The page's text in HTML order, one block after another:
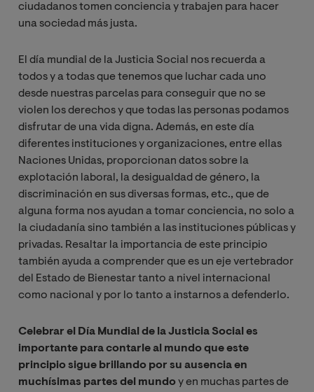
ciudadanos tomen conciencia y trabajen para hacer
una sociedad más justa.
El día mundial de la Justicia Social nos recuerda a
todos y a todas que tenemos que luchar cada uno
desde nuestras parcelas para conseguir que no se
violen los derechos y que todas las personas podamos
disfrutar de una vida digna. Además, en este día
diferentes instituciones y organizaciones, entre ellas
Naciones Unidas, proporcionan datos sobre la
explotación laboral, la desigualdad de género, la
discriminación en sus diversas formas, etc., que de
alguna forma nos ayudan a tomar conciencia, no solo a
la ciudadanía sino también a las instituciones públicas y
privadas. Resaltar la importancia de este principio
también ayuda a comprender que es un eje vertebrador
del Estado de Bienestar tanto a nivel internacional
como nacional y por lo tanto a instarnos a defenderlo.
Celebrar el Día Mundial de la Justicia Social es
importante para contarle al mundo que este
principio sigue brillando por su ausencia en
muchísimas partes del mundoy en muchas partes de